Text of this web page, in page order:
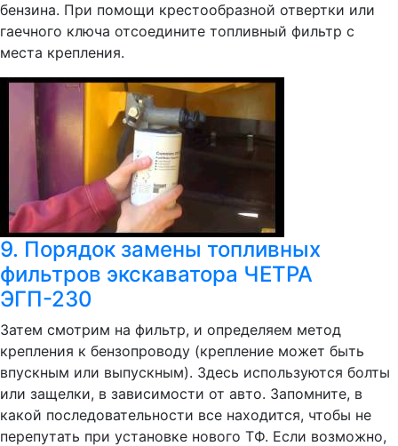
бензина. При помощи крестообразной отвертки или
гаечного ключа отсоедините топливный фильтр с
места крепления.
9. Порядок замены топливных
фильтров экскаватора ЧЕТРА
ЭГП-230
Затем смотрим на фильтр, и определяем метод
крепления к бензопроводу (крепление может быть
впускным или выпускным). Здесь используются болты
или защелки, в зависимости от авто. Запомните, в
какой последовательности все находится, чтобы не
перепутать при установке нового ТФ. Если возможно,